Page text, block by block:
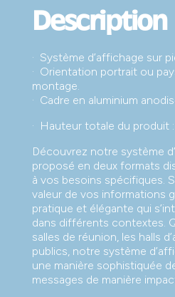
Description
· Système d’affichage sur
· Orientation portrait ou
montage.
· Cadre en aluminium
· Hauteur totale du produit :
Découvrez notre système
proposé en deux formats
à vos besoins spécifiques.
valeur de vos informations
pratique et élégante qui
dans différents contextes.
salles de réunion, les halls
publics, notre système
une manière sophistiquée
messages de manière